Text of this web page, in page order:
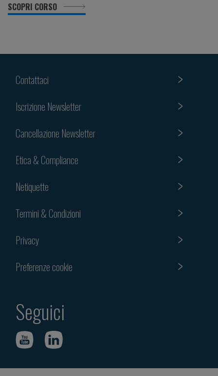
SCOPRI CORSO
Contattaci
Iscrizione Newsletter
Cancellazione Newsletter
Etica & Compliance
Netiquette
Termini & Condizioni
Privacy
Preferenze cookie
Seguici